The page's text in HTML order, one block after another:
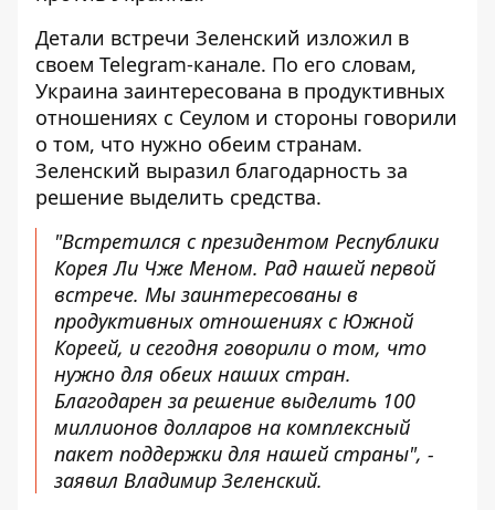
Детали встречи Зеленский изложил в
своем Telegram-канале. По его словам,
Украина заинтересована в продуктивных
отношениях с Сеулом и стороны говорили
о том, что нужно обеим странам.
Зеленский выразил благодарность за
решение выделить средства.
"Встретился с президентом Республики
Корея Ли Чже Меном. Рад нашей первой
встрече. Мы заинтересованы в
продуктивных отношениях с Южной
Кореей, и сегодня говорили о том, что
нужно для обеих наших стран.
Благодарен за решение выделить 100
миллионов долларов на комплексный
пакет поддержки для нашей страны", -
заявил Владимир Зеленский.